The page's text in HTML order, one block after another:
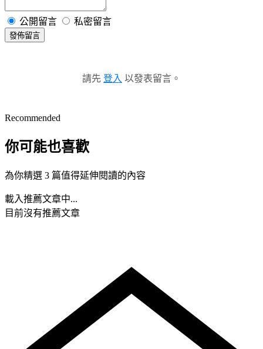
公開留言 私密留言
發佈留言
請先 登入 以發表留言。
Recommended
你可能也喜歡
為你精選 3 篇值得延伸閱讀的內容
載入推薦文章中...
目前沒有推薦文章